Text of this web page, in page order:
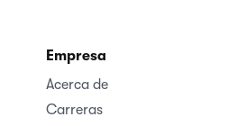
Empresa
Acerca de
Carreras